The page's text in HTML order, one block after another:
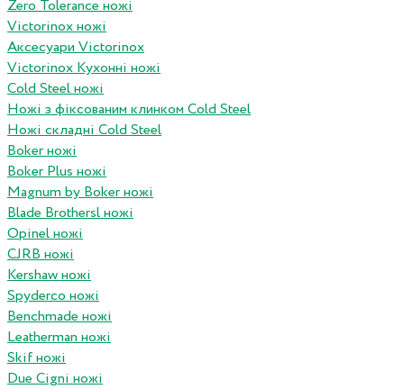
Zero Tolerance ножі
Victorinox ножі
Аксесуари Victorinox
Victorinox Кухонні ножі
Cold Steel ножі
Ножі з фіксованим клинком Cold Steel
Ножі складні Cold Steel
Boker ножі
Boker Plus ножі
Magnum by Boker ножі
Blade Brothersl ножі
Opinel ножі
CJRB ножі
Kershaw ножі
Spyderco ножі
Benchmade ножі
Leatherman ножі
Skif ножі
Due Cigni ножі